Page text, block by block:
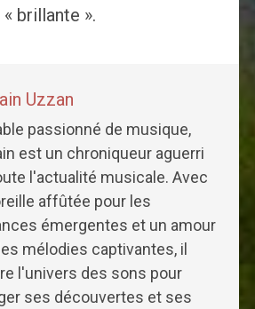
brillante ».
Uzzan
passionné de musique,
est un chroniqueur aguerri
l'actualité musicale. Avec
affûtée pour les
émergentes et un amour
mélodies captivantes, il
l'univers des sons pour
ses découvertes et ses